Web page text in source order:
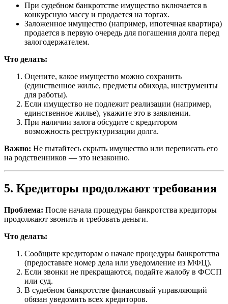
При судебном банкротстве имущество включается в
конкурсную массу и продается на торгах.
Заложенное имущество (например, ипотечная квартира)
продается в первую очередь для погашения долга перед
залогодержателем.
Что делать:
Оцените, какое имущество можно сохранить
(единственное жилье, предметы обихода, инструменты
для работы).
Если имущество не подлежит реализации (например,
единственное жилье), укажите это в заявлении.
При наличии залога обсудите с кредитором
возможность реструктуризации долга.
Важно: Не пытайтесь скрыть имущество или переписать его
на родственников — это незаконно.
5. Кредиторы продолжают требования
Проблема: После начала процедуры банкротства кредиторы
продолжают звонить и требовать деньги.
Что делать:
Сообщите кредиторам о начале процедуры банкротства
(предоставьте номер дела или уведомление из МФЦ).
Если звонки не прекращаются, подайте жалобу в ФССП
или суд.
В судебном банкротстве финансовый управляющий
обязан уведомить всех кредиторов.